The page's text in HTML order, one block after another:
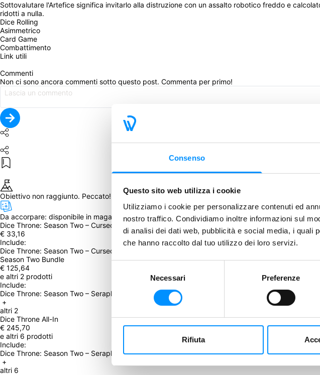
Consenso
Questo sito web utilizza i cookie
Utilizziamo i cookie per personalizzare contenuti ed
nostro traffico. Condividiamo inoltre informazioni sul
di analisi dei dati web, pubblicità e social media, i quali
che hanno raccolto dal tuo utilizzo dei loro servizi.
consenso
Necessari Preferenze
Rifiuta
Sottovalutare l'Artefice significa invitarlo alla distruzione con un assalto robotico freddo e
ridotti a nulla.
Dice Rolling
Asimmetrico
Card Game
Combattimento
Link utili
Commenti
Non ci sono ancora commenti sotto questo post. Commenta per primo!
Obiettivo non raggiunto. Peccato! Mancavano 5 copie
Da accorpare: disponibile in magazzino dal March 17, 2023
Dice Throne: Season Two – Cursed Pirate v. Artificer
€ 33,16
Include:
Dice Throne: Season Two – Cursed Pirate v. Artificer
Season Two Bundle
€ 125,64
e altri 2 prodotti
Include:
Dice Throne: Season Two – Seraph v. Vampire Lord, Dice Throne: Season Two – Cursed Pirate v.
+
altri 2
Dice Throne All-In
€ 245,70
e altri 6 prodotti
Include:
Dice Throne: Season Two – Seraph v. Vampire Lord, Dice Throne: Season Two – Cursed Pirate v.
+
altri 6